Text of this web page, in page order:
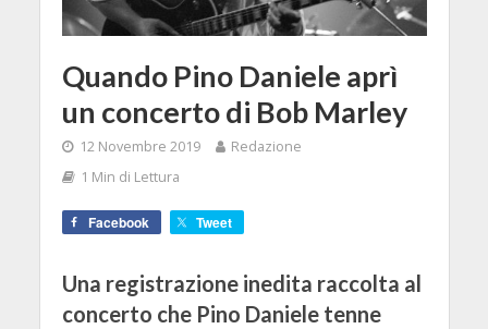
Quando Pino Daniele aprì
un concerto di Bob Marley
12 Novembre 2019
Redazione
1 Min di Lettura
Facebook Tweet
Una registrazione inedita raccolta al
concerto che Pino Daniele tenne